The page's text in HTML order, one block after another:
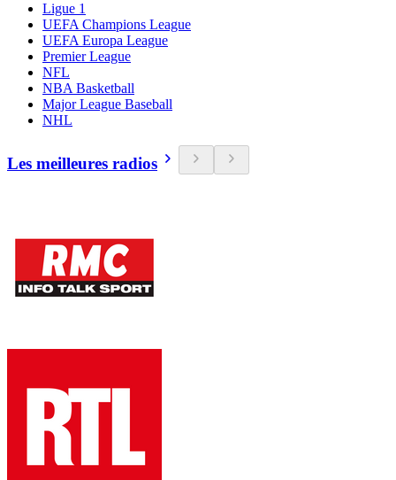
Ligue 1
UEFA Champions League
UEFA Europa League
Premier League
NFL
NBA Basketball
Major League Baseball
NHL
Les meilleures radios